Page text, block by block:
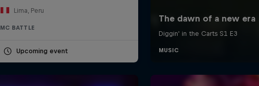
Lima, Peru
MC BATTLE
Upcoming event